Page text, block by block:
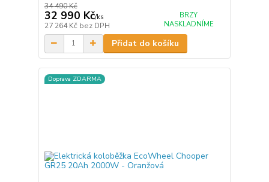
34 490 Kč
32 990 Kč/ks
27 264 Kč bez DPH
BRZY
NASKLADNÍME
Přidat do košíku
Doprava ZDARMA